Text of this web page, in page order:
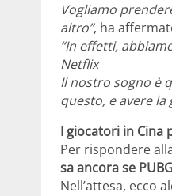
Vogliamo
altro”, ha
“In effetti,
Netflix
Il nostro sogno è
questo, e avere la
I giocatori in Cina
Per rispondere
sa ancora se
Nell’attesa, ecco